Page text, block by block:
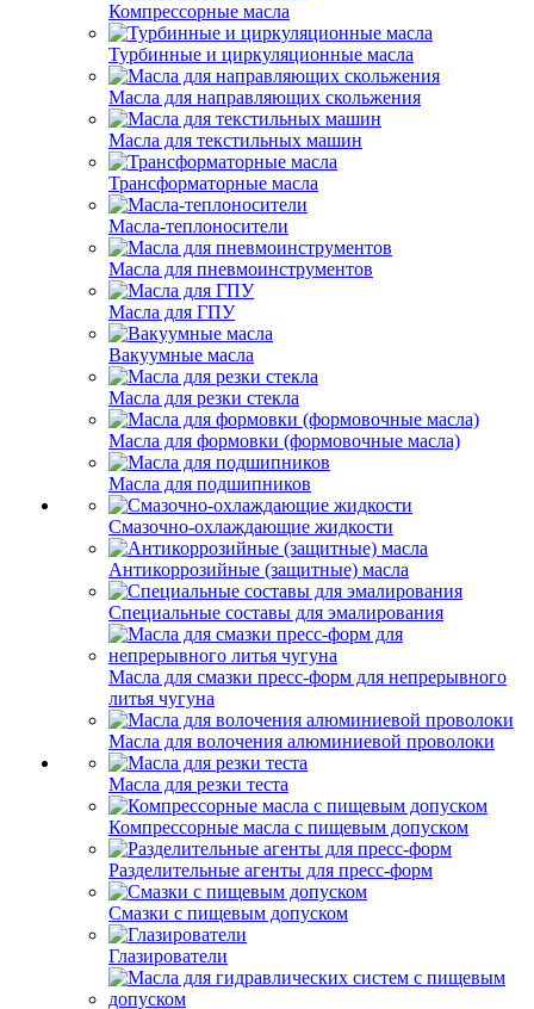
Компрессорные масла
Турбинные и циркуляционные масла
Масла для направляющих скольжения
Масла для текстильных машин
Трансформаторные масла
Масла-теплоносители
Масла для пневмоинструментов
Масла для ГПУ
Вакуумные масла
Масла для резки стекла
Масла для формовки (формовочные масла)
Масла для подшипников
Смазочно-охлаждающие жидкости
Антикоррозийные (защитные) масла
Специальные составы для эмалирования
Масла для смазки пресс-форм для непрерывного
литья чугуна
Масла для волочения алюминиевой проволоки
Масла для резки теста
Компрессорные масла с пищевым допуском
Разделительные агенты для пресс-форм
Смазки с пищевым допуском
Глазирователи